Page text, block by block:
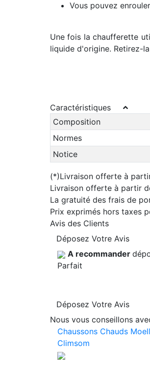
Vous pouvez
Une fois la chaufferette
liquide d'origine. Retirez-
Caractéristiques
Composition
Normes
Notice
(*)Livraison offerte à
Livraison offerte à partir
La gratuité des frais de
Prix exprimés hors taxes
Avis des Clients
Déposez Votre Avis
A recommander
Parfait
Déposez Votre Avis
Nous vous conseillons
Chaussons Chauds
Climsom